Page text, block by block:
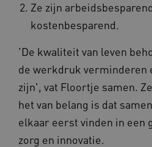
Ze zijn
kostenbesparend.
'De kwaliteit van leven
de werkdruk verminderen
zijn', vat Floortje samen.
het van belang is dat
elkaar eerst vinden in een
zorg en innovatie.
__Secure-ROLLOUT_TOKEN
ARRAffinity Google